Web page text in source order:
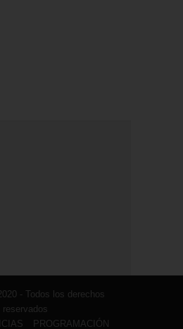
- Todos los derechos
reservados
PROGRAMACIÓN